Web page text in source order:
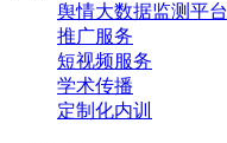
舆情大数据监测平台
推广服务
短视频服务
学术传播
定制化内训